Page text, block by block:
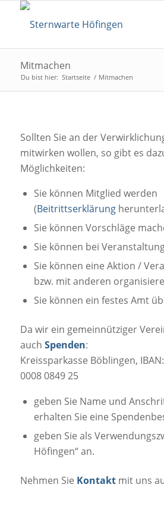
Mitmachen
Du bist hier: Startseite / Mitmachen
Sollten Sie an der
mitwirken wollen, so gibt es
Möglichkeiten:
Sie können Mitglied werden
(Beitrittserklärung
Sie können Vorschläge
Sie können bei
Sie können eine Aktion /
bzw. mit anderen
Sie können ein festes Amt
Da wir ein gemeinnütziger
auch Spenden:
Kreissparkasse Böblingen,
0008 0849 25
geben Sie Name und
erhalten Sie eine
geben Sie als
Höfingen“ an.
Nehmen Sie Kontaktmit uns